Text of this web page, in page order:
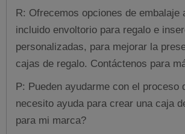
R: Ofrecemos opciones de embalaje
incluido envoltorio para regalo e
personalizadas, para mejorar la
cajas de regalo. Contáctenos para
P: Pueden ayudarme con el proceso
necesito ayuda para crear una caja
para mi marca?